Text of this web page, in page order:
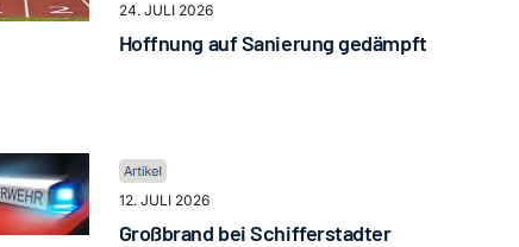
24. JULI 2026
Hoffnung auf Sanierung gedämpft
12. JULI 2026
Großbrand bei Schifferstadter